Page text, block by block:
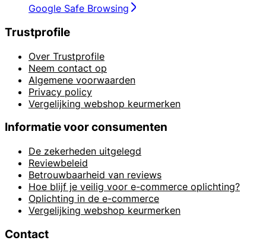
Google Safe Browsing
Trustprofile
Over Trustprofile
Neem contact op
Algemene voorwaarden
Privacy policy
Vergelijking webshop keurmerken
Informatie voor consumenten
De zekerheden uitgelegd
Reviewbeleid
Betrouwbaarheid van reviews
Hoe blijf je veilig voor e-commerce oplichting?
Oplichting in de e-commerce
Vergelijking webshop keurmerken
Contact